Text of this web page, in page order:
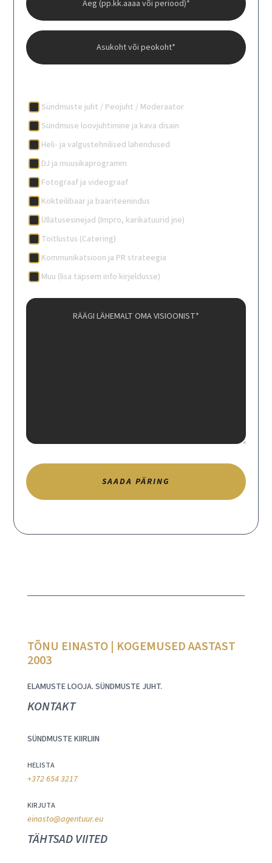
Sündmuste juht / Peojuht / Moderaator
Sündmuse loovjuhtimine ja kava disain
Heli- ja valgustehnilised lahendused
DJ ja muusikaprogramm
Fotograaf ja videograaf
Kokteilibaar ja baariteenindus
Üllatusesinejad (Impro, karikatuurid jne)
Toitlustus (Catering)
Kommunikatsioon ja PR strateegia
Muu (lisa täpsem info kirjeldusse)
TÕNU EINASTO | KOGEMUSED AASTAST
2003
ELAMUSTE LOOJA. SÜNDMUSTE JUHT.
KONTAKT
SÜNDMUSTE KIIRLIIN
HELISTA
+372 654 3217
KIRJUTA
einasto@agentuur.eu
TÄHTSAD VIITED